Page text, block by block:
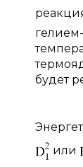
будет
или